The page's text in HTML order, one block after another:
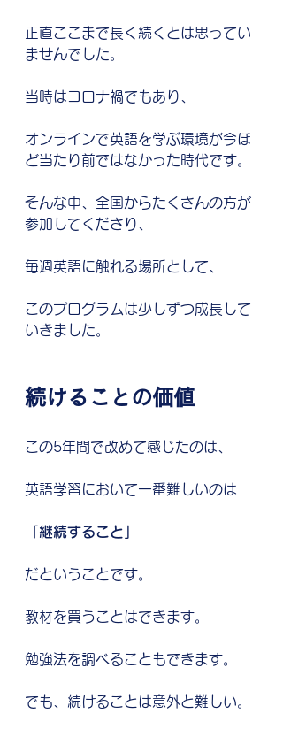
正直ここまで長く続くとは思ってい
ませんでした。
当時はコロナ禍でもあり、
オンラインで英語を学ぶ環境が今ほ
ど当たり前ではなかった時代です。
そんな中、全国からたくさんの方が
参加してくださり、
毎週英語に触れる場所として、
このプログラムは少しずつ成長して
いきました。
続けることの価値
この5年間で改めて感じたのは、
英語学習において一番難しいのは
「継続すること」
だということです。
教材を買うことはできます。
勉強法を調べることもできます。
でも、続けることは意外と難しい。